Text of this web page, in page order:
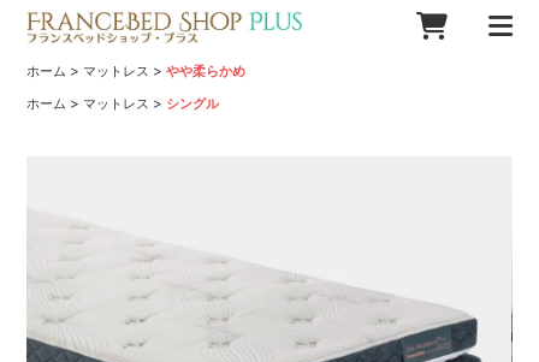
ホーム > マットレス >やや柔らかめ
ホーム > マットレス > シングル